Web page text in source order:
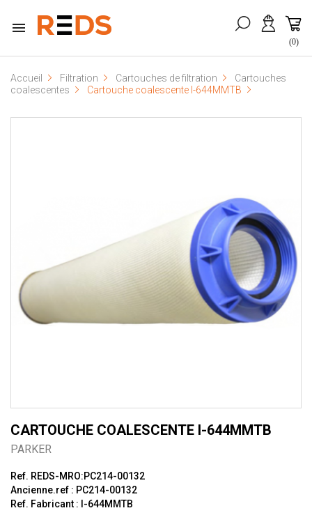

(0)
Accueil Filtration Cartouches de filtration
Cartouches
coalescentes
Cartouche coalescente I-644MMTB
CARTOUCHE COALESCENTE I-644MMTB
PARKER
Ref. REDS-MRO:PC214-00132
Ancienne.ref : PC214-00132
Ref. Fabricant : I-644MMTB